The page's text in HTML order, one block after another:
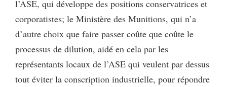
l’ASE, qui développe des positions conservatrices et
corporatistes; le Ministère des Munitions, qui n’a
d’autre choix que faire passer coûte que coûte le
processus de dilution, aidé en cela par les
représentants locaux de l’ASE qui veulent par dessus
tout éviter la conscription industrielle, pour répondre